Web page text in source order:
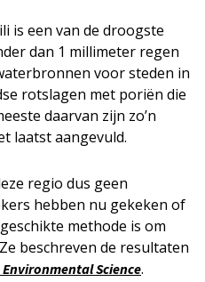
is een van de droogste
dan 1 millimeter regen
voor steden in
rotslagen met poriën die
daarvan zijn zo’n
laatst aangevuld.
regio dus geen
hebben nu gekeken of
methode is om
beschreven de resultaten
Science.